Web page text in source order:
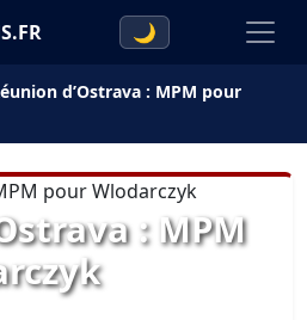
🌙
d’Ostrava : MPM pour
: MPM